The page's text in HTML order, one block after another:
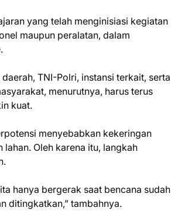
yang telah menginisiasi kegiatan
maupun peralatan, dalam
TNI-Polri, instansi terkait, serta
menurutnya, harus terus
kuat.
menyebabkan kekeringan
Oleh karena itu, langkah
hanya bergerak saat bencana sudah
ditingkatkan,” tambahnya.